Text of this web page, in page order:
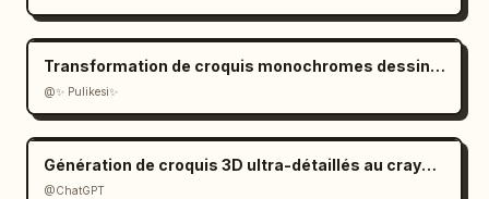
Transformation de croquis monochromes dessinés à la main
@✨ Pulikesi✨
Génération de croquis 3D ultra-détaillés au crayon graphite
@ChatGPT